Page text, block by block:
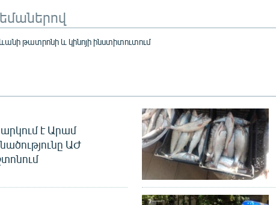
թատրոնի և կինոյի ինստիտուտում
է Արամ
ԱԺ